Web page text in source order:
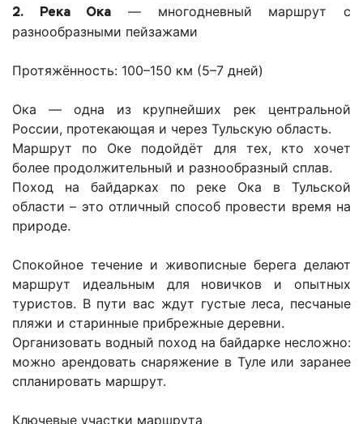
2. Река Ока — многодневный маршрут с
разнообразными пейзажами
Протяжённость: 100–150 км (5–7 дней)
Ока — одна из крупнейших рек центральной
России, протекающая и через Тульскую область.
Маршрут по Оке подойдёт для тех, кто хочет
более продолжительный и разнообразный сплав.
Поход на байдарках по реке Ока в Тульской
области – это отличный способ провести время на
природе.
Спокойное течение и живописные берега делают
маршрут идеальным для новичков и опытных
туристов. В пути вас ждут густые леса, песчаные
пляжи и старинные прибрежные деревни.
Организовать водный поход на байдарке несложно:
можно арендовать снаряжение в Туле или заранее
спланировать маршрут.
Ключевые участки маршрута